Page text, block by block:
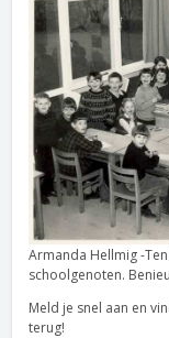
Armanda Hellmig -
schoolgenoten.
Meld je snel aan en
terug!